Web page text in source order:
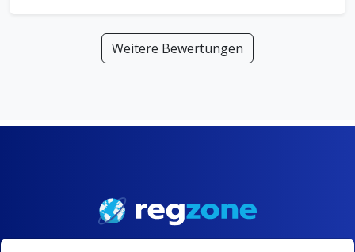
Weitere Bewertungen